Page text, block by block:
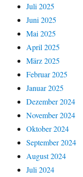
Juli 2025
Juni 2025
Mai 2025
April 2025
März 2025
Februar 2025
Januar 2025
Dezember 2024
November 2024
Oktober 2024
September 2024
August 2024
Juli 2024